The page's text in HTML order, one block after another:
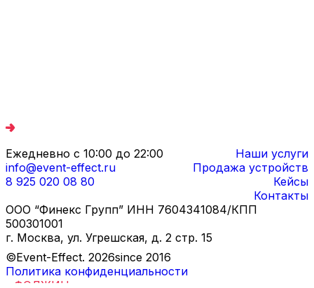
Ежедневно с 10:00 до 22:00
info@event-effect.ru
8 925 020 08 80
Наши услуги
Продажа устройств
Кейсы
Контакты
ООО “Финекс Групп” ИНН 7604341084/КПП
500301001
г. Москва, ул. Угрешская, д. 2 стр. 15
©Event-Effect. 2026since 2016
Политика конфиденциальности
ФОДЖИН